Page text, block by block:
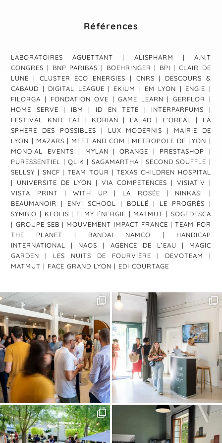
Références
LABORATOIRES AGUETTANT | ALISPHARM | A.N.T
CONGRES | BNP PARIBAS | BOEHRINGER | BPI | CLAIR DE
LUNE | CLUSTER ECO ENERGIES | CNRS | DESCOURS &
CABAUD | DIGITAL LEAGUE | EKIUM | EM LYON | ENGIE |
FILORGA | FONDATION OVE | GAME LEARN | GERFLOR |
HOME SERVE | IBM | ID EN TETE | INTERPARFUMS |
FESTIVAL KNIT EAT | KORIAN | LA 4D | L’OREAL | LA
SPHERE DES POSSIBLES | LUX MODERNIS | MAIRIE DE
LYON | MAZARS | MEET AND COM | METROPOLE DE LYON |
MONDIAL EVENTS | MYLAN | ORANGE | PRESTASHOP |
PURESSENTIEL | QLIK | SAGAMARTHA | SECOND SOUFFLE |
SELLSY | SNCF | TEAM TOUR | TEXAS CHILDREN HOSPITAL
| UNIVERSITE DE LYON | VIA COMPETENCES | VISIATIV |
VISTA PRINT | WITH UP | LA ROSÉE | NINKASI |
BEAUMANOIR | ENVI SCHOOL | BOLLÉ | LE PROGRÈS |
SYMBIO | KEOLIS | ELMY ÉNERGIE | MATMUT | SOGEDESCA
| GROUPE SEB | MOUVEMENT IMPACT FRANCE | TEAM FOR
THE PLANET | BANDAI NAMCO | HANDICAP
INTERNATIONAL | NAOS | AGENCE DE L’EAU | MAGIC
GARDEN | LES NUITS DE FOURVIÈRE | DEVOTEAM |
MATMUT | FACE GRAND LYON | EDI COURTAGE